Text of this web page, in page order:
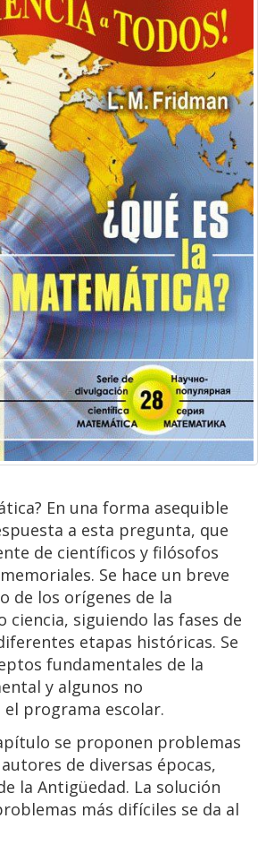
En una forma asequible
a esta pregunta, que
de científicos y filósofos
Se hace un breve
de los orígenes de la
ciencia, siguiendo las fases de
etapas históricas. Se
fundamentales de la
y algunos no
programa escolar.
se proponen problemas
de diversas épocas,
la Antigüedad. La solución
más difíciles se da al